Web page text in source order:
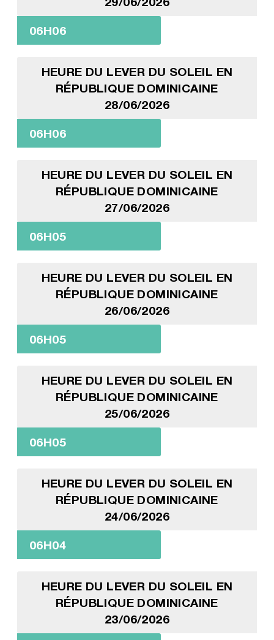
06H06
HEURE DU LEVER DU SOLEIL EN
RÉPUBLIQUE DOMINICAINE
28/06/2026
06H06
HEURE DU LEVER DU SOLEIL EN
RÉPUBLIQUE DOMINICAINE
27/06/2026
06H05
HEURE DU LEVER DU SOLEIL EN
RÉPUBLIQUE DOMINICAINE
26/06/2026
06H05
HEURE DU LEVER DU SOLEIL EN
RÉPUBLIQUE DOMINICAINE
25/06/2026
06H05
HEURE DU LEVER DU SOLEIL EN
RÉPUBLIQUE DOMINICAINE
24/06/2026
06H04
HEURE DU LEVER DU SOLEIL EN
RÉPUBLIQUE DOMINICAINE
23/06/2026